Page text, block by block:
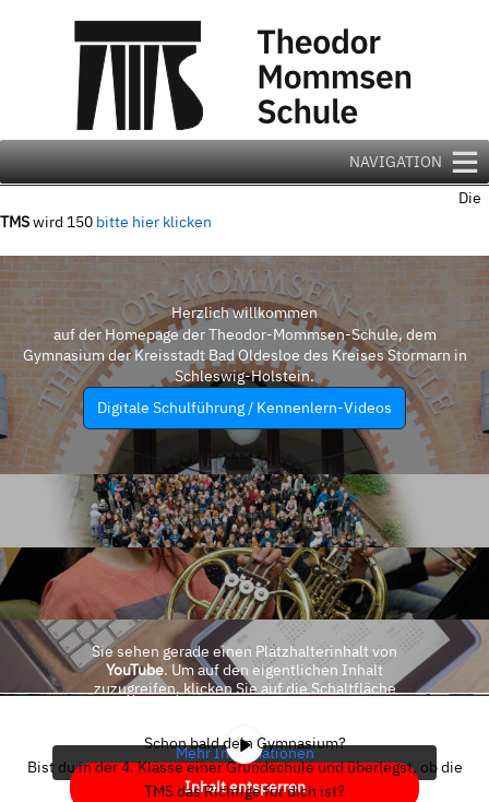
NAVIGATION
Die
TMSwird 150 bitte hier klicken
Herzlich willkommen
auf der Homepage der Theodor-Mommsen-Schule, dem
Gymnasium der Kreisstadt Bad Oldesloe des Kreises Stormarn in
Schleswig-Holstein.
Digitale Schulführung / Kennenlern-Videos
Sie sehen gerade einen Platzhalterinhalt von
YouTube. Um auf den eigentlichen Inhalt
zuzugreifen, klicken Sie auf die Schaltfläche
Mehr Informationen
Inhalt entsperren
Schon bald dein Gymnasium?
Bist du in der 4. Klasse einer Grundschule und überlegst, ob die
TMS das Richtige für dich ist?